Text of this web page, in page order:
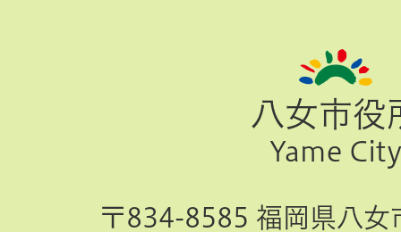
八女市役
Yame City
〒834-8585 福岡県八女